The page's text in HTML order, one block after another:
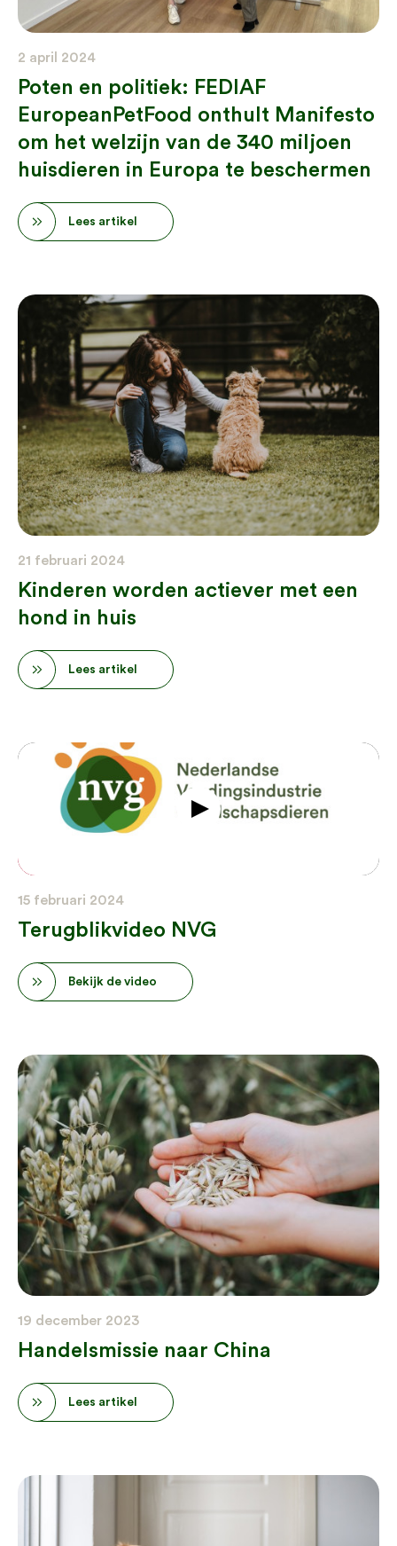
2 april 2024
Poten en politiek: FEDIAF
EuropeanPetFood onthult Manifesto
om het welzijn van de 340 miljoen
huisdieren in Europa te beschermen
Lees artikel
21 februari 2024
Kinderen worden actiever met een
hond in huis
Lees artikel
15 februari 2024
Terugblikvideo NVG
Bekijk de video
19 december 2023
Handelsmissie naar China
Lees artikel